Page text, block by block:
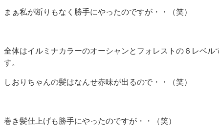
まぁ私が断りもなく勝手にやったのですが・・（笑）
全体はイルミナカラーのオーシャンとフォレストの６レベル
す。
しおりちゃんの髪はなんせ赤味が出るので・・（笑）
巻き髪仕上げも勝手にやったのですが・・（笑）